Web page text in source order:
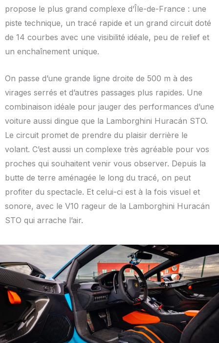
propose le plus grand complexe d’Île-de-France : une
piste technique, un tracé rapide et un grand circuit doté
de 14 courbes avec une visibilité idéale, peu de relief et
un enchaînement unique.
On passe d’une grande ligne droite de 500 m à des
virages serrés et d’autres passages plus rapides. Une
combinaison idéale pour jauger des performances d’une
voiture aussi dingue que la Lamborghini Huracán STO.
Le circuit promet de prendre du plaisir derrière le
volant. C’est aussi un complexe très agréable pour vos
proches qui souhaitent venir vous observer. Depuis la
butte de terre aménagée le long du tracé, on peut
profiter du spectacle. Et celui-ci est à la fois visuel et
sonore, avec le V10 rageur de la Lamborghini Huracán
STO qui arrache l’air.